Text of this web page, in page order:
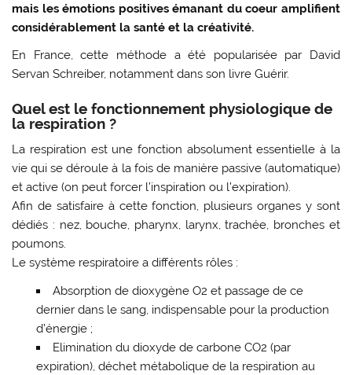
mais les émotions positives émanant du coeur amplifient
considérablement la santé et la créativité.
En France, cette méthode a été popularisée par David
Servan Schreiber, notamment dans son livre Guérir.
Quel est le fonctionnement physiologique de
la respiration ?
La respiration est une fonction absolument essentielle à la
vie qui se déroule à la fois de manière passive (automatique)
et active (on peut forcer l’inspiration ou l’expiration).
Afin de satisfaire à cette fonction, plusieurs organes y sont
dédiés : nez, bouche, pharynx, larynx, trachée, bronches et
poumons.
Le système respiratoire a différents rôles :
Absorption de dioxygène O2 et passage de ce
dernier dans le sang, indispensable pour la production
d’énergie ;
Elimination du dioxyde de carbone CO2 (par
expiration), déchet métabolique de la respiration au